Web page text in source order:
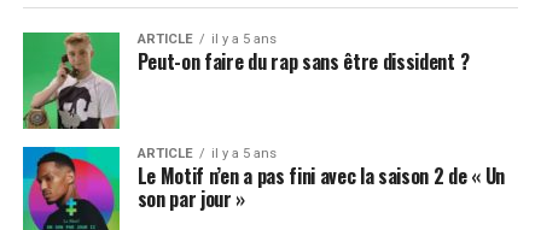
ARTICLE il y a 5 ans
Peut-on faire du rap sans être dissident ?
ARTICLE il y a 5 ans
Le Motif n’en a pas fini avec la saison 2 de « Un
son par jour »